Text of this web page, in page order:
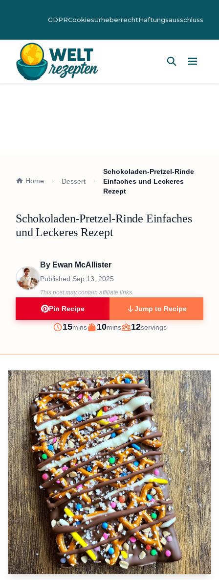
GDPRCookiesUrheberrechtHaftungsausschluss
Home Dessert
Schokoladen-Pretzel-Rinde
Einfaches und Leckeres
Rezept
Schokoladen-Pretzel-Rinde Einfaches
und Leckeres Rezept
By Ewan McAllister
Published Sep 13, 2025
This post may contain affiliate links.
Pin Recipe Jump to Recipe
Prep
15minutes
mins
Cook
10minutes
mins
Servings
12servings